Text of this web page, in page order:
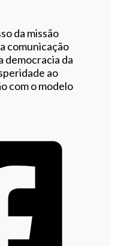
da missão
comunicação
democracia da
ao
com o modelo